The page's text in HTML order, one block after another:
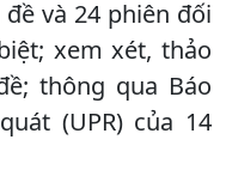
và 24 phiên đối
xem xét, thảo
thông qua Báo
(UPR) của 14